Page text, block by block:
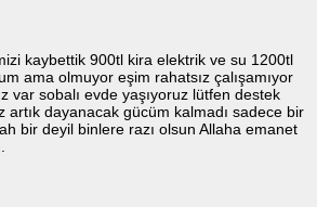
kaybettik 900tl kira elektrik ve su 1200tl
ama olmuyor eşim rahatsız çalışamıyor
var sobalı evde yaşıyoruz lütfen destek
artık dayanacak gücüm kalmadı sadece bir
bir deyil binlere razı olsun Allaha emanet